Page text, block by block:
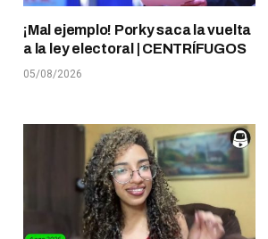
¡Mal ejemplo! Porky saca la vuelta
a la ley electoral | CENTRÍFUGOS
05/08/2026